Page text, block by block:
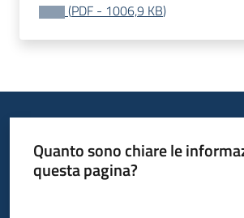
(PDF - 1006,9 KB)
Quanto sono chiare le
questa pagina?